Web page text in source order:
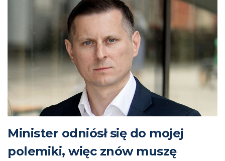
Minister odniósł się do mojej
polemiki, więc znów muszę